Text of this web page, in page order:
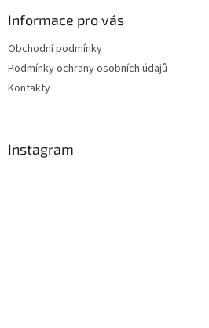
Informace pro vás
Obchodní podmínky
Podmínky ochrany osobních údajů
Kontakty
Instagram